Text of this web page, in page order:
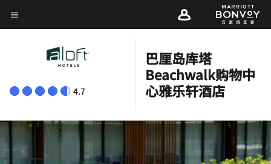
Skip
to菜单文本
4.7
巴厘岛库塔
Beachwalk购物中
心雅乐轩酒店